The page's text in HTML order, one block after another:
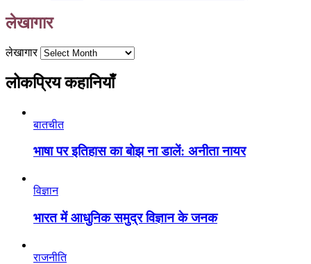
लेखागार
लेखागार
लोकप्रिय कहानियाँ
बातचीत
भाषा पर इतिहास का बोझ ना डालें: अनीता नायर
विज्ञान
भारत में आधुनिक समुद्र विज्ञान के जनक
राजनीति